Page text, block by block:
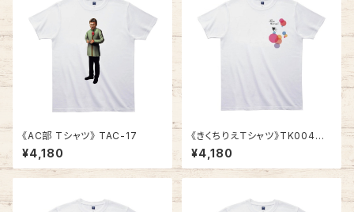
《AC部 Tシャツ》 TAC-17
¥4,180
《きくちりえＴシャツ》TK004
／ ツバメ2
¥4,180